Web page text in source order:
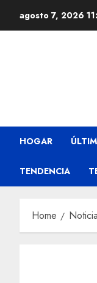
agosto 7, 2026
HOGAR
TENDENCIA
Home